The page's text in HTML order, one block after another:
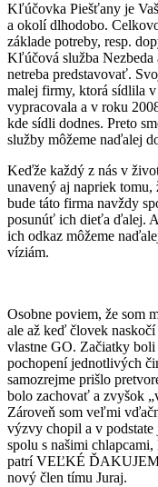
Kľúčovka Piešťany je
a okolí dlhodobo.
základe potreby, resp.
Kľúčová služba
netreba predstavovať.
malej firmy, ktorá sídlila
vypracovala a v roku
kde sídli dodnes. Preto
služby môžeme naďalej
Keďže každý z nás v
unavený aj napriek tomu,
bude táto firma navždy
posunúť ich dieťa ďalej.
ich odkaz môžeme
víziám.
Osobne poviem, že som
ale až keď človek
vlastne GO. Začiatky boli
pochopení jednotlivých
samozrejme prišlo
bolo zachovať a zvyšok
Zároveň som veľmi
výzvy chopil a v podstate
spolu s našimi
patrí VEĽKÉ ĎAKUJEM
nový člen tímu Juraj.